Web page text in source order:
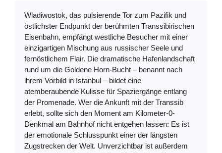
Wladiwostok, das pulsierende Tor zum Pazifik und
östlichster Endpunkt der berühmten Transsibirischen
Eisenbahn, empfängt westliche Besucher mit einer
einzigartigen Mischung aus russischer Seele und
fernöstlichem Flair. Die dramatische Hafenlandschaft
rund um die Goldene Horn-Bucht – benannt nach
ihrem Vorbild in Istanbul – bildet eine
atemberaubende Kulisse für Spaziergänge entlang
der Promenade. Wer die Ankunft mit der Transsib
erlebt, sollte sich den Moment am Kilometer-0-
Denkmal am Bahnhof nicht entgehen lassen: Es ist
der emotionale Schlusspunkt einer der längsten
Zugstrecken der Welt. Unverzichtbar ist außerdem